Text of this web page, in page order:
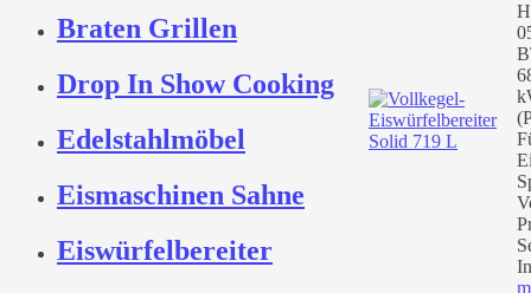
Braten Grillen
Drop In Show Cooking
Edelstahlmöbel
Eismaschinen Sahne
Eiswürfelbereiter